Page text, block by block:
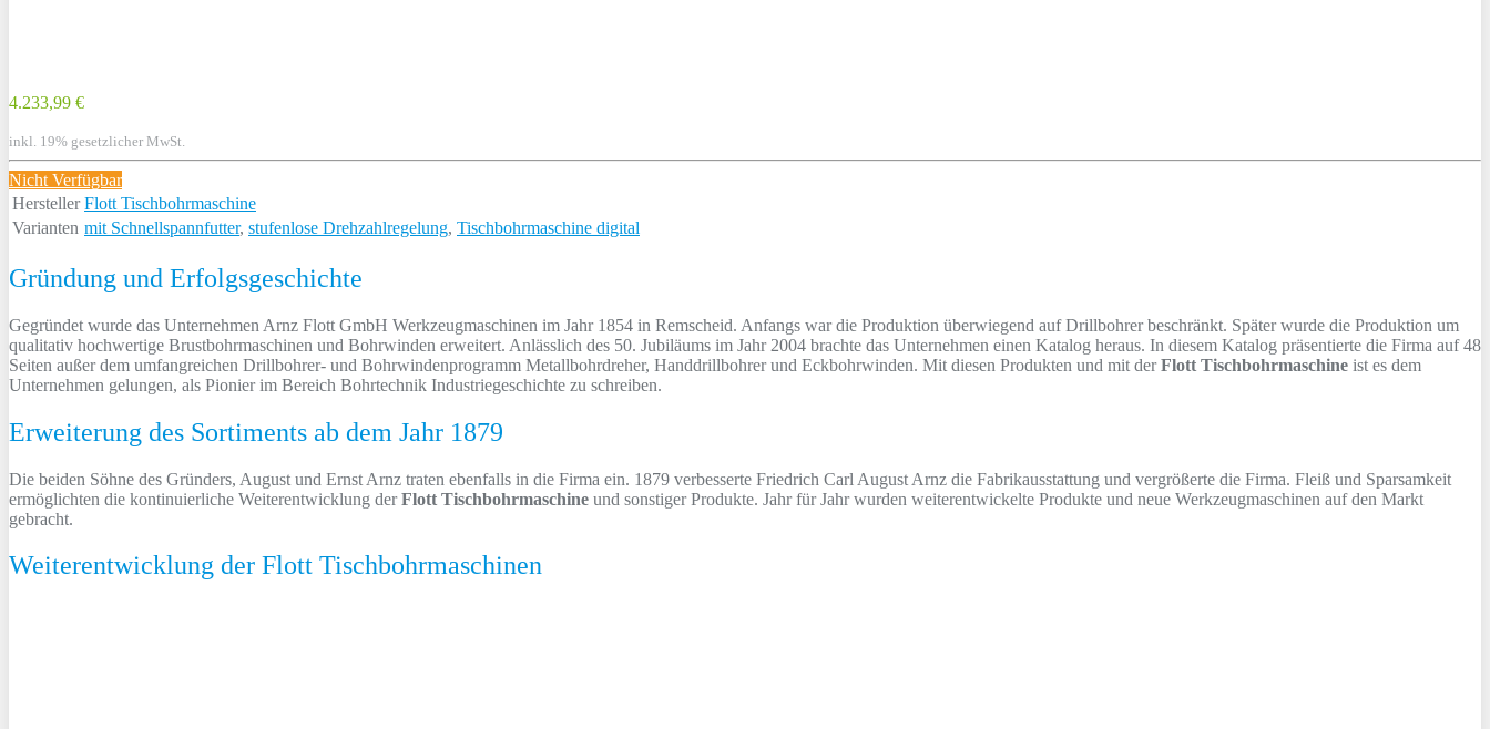
4.233,99 €
inkl. 19% gesetzlicher MwSt.
Nicht Verfügbar
Hersteller Flott Tischbohrmaschine
Varianten mit Schnellspannfutter, stufenlose Drehzahlregelung, Tischbohrmaschine digital
Gründung und Erfolgsgeschichte
Gegründet wurde das Unternehmen Arnz Flott GmbH Werkzeugmaschinen im Jahr 1854 in Remscheid. Anfangs war die Produktion überwiegend auf Drillbohrer beschränkt. Später wurde die Produktion um
qualitativ hochwertige Brustbohrmaschinen und Bohrwinden erweitert. Anlässlich des 50. Jubiläums im Jahr 2004 brachte das Unternehmen einen Katalog heraus. In diesem Katalog präsentierte die Firma auf 48
Seiten außer dem umfangreichen Drillbohrer- und Bohrwindenprogramm Metallbohrdreher, Handdrillbohrer und Eckbohrwinden. Mit diesen Produkten und mit derFlott Tischbohrmaschine ist es dem
Unternehmen gelungen, als Pionier im Bereich Bohrtechnik Industriegeschichte zu schreiben.
Erweiterung des Sortiments ab dem Jahr 1879
Die beiden Söhne des Gründers, August und Ernst Arnz traten ebenfalls in die Firma ein. 1879 verbesserte Friedrich Carl August Arnz die Fabrikausstattung und vergrößerte die Firma. Fleiß und Sparsamkeit
ermöglichten die kontinuierliche Weiterentwicklung derFlott Tischbohrmaschine und sonstiger Produkte. Jahr für Jahr wurden weiterentwickelte Produkte und neue Werkzeugmaschinen auf den Markt
gebracht.
Weiterentwicklung der Flott Tischbohrmaschinen